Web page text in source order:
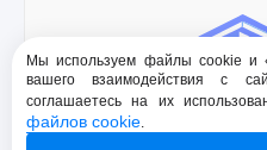
Мы используем файлы cookie и
вашего взаимодействия с
соглашаетесь на их
файлов cookie.